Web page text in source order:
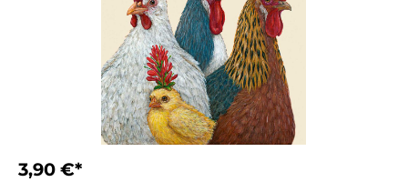
3,90 €*